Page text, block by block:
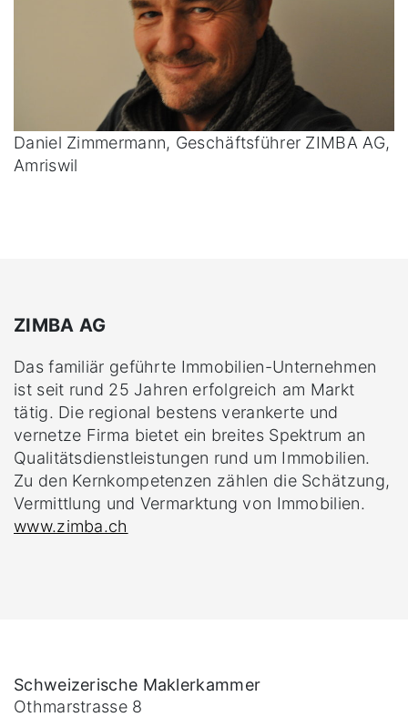
Daniel Zimmermann, Geschäftsführer ZIMBA AG,
Amriswil
ZIMBA AG
Das familiär geführte Immobilien-Unternehmen
ist seit rund 25 Jahren erfolgreich am Markt
tätig. Die regional bestens verankerte und
vernetze Firma bietet ein breites Spektrum an
Qualitätsdienstleistungen rund um Immobilien.
Zu den Kernkompetenzen zählen die Schätzung,
Vermittlung und Vermarktung von Immobilien.
www.zimba.ch
Schweizerische Maklerkammer
Othmarstrasse 8